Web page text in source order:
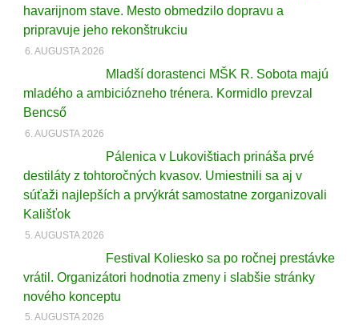
havarijnom stave. Mesto obmedzilo dopravu a
pripravuje jeho rekonštrukciu
6. AUGUSTA 2026
Mladší dorastenci MŠK R. Sobota majú
mladého a ambiciózneho trénera. Kormidlo prevzal
Bencső
6. AUGUSTA 2026
Pálenica v Lukovištiach prináša prvé
destiláty z tohtoročných kvasov. Umiestnili sa aj v
súťaži najlepších a prvýkrát samostatne zorganizovali
Kališťok
5. AUGUSTA 2026
Festival Koliesko sa po ročnej prestávke
vrátil. Organizátori hodnotia zmeny i slabšie stránky
nového konceptu
5. AUGUSTA 2026